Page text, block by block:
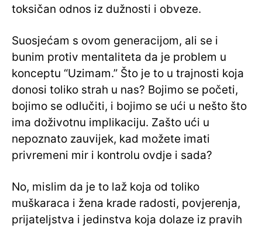
toksičan odnos iz dužnosti i obveze.
Suosjećam s ovom generacijom, ali se i
bunim protiv mentaliteta da je problem u
konceptu “Uzimam.” Što je to u trajnosti koja
donosi toliko strah u nas? Bojimo se početi,
bojimo se odlučiti, i bojimo se ući u nešto što
ima doživotnu implikaciju. Zašto ući u
nepoznato zauvijek, kad možete imati
privremeni mir i kontrolu ovdje i sada?
No, mislim da je to laž koja od toliko
muškaraca i žena krade radosti, povjerenja,
prijateljstva i jedinstva koja dolaze iz pravih